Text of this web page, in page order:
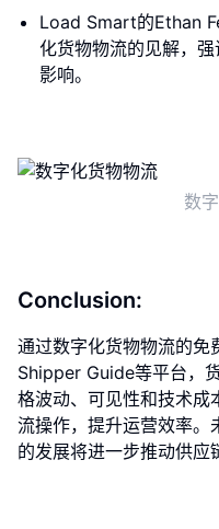
Load Smart的Ethan
化货物物流的见解，
影响。
数
Conclusion:
通过数字化货物物流的
Shipper Guide等平台，
格波动、可见性和技术成
流操作，提升运营效率。
的发展将进一步推动供应